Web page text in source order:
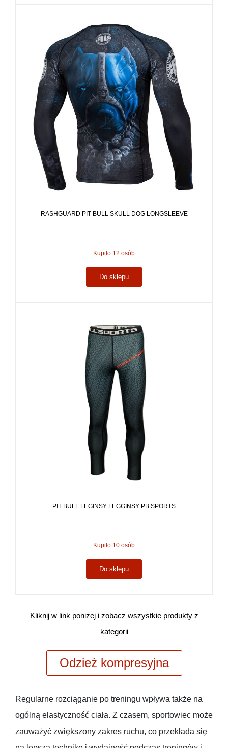
RASHGUARD PIT BULL SKULL DOG LONGSLEEVE
Kupiło 12 osób
Do sklepu
PIT BULL LEGINSY LEGGINSY PB SPORTS
Kupiło 10 osób
Do sklepu
Kliknij w link poniżej i zobacz wszystkie produkty z
kategorii
Odzież kompresyjna
Regularne rozciąganie po treningu wpływa także na
ogólną elastyczność ciała. Z czasem, sportowiec może
zauważyć zwiększony zakres ruchu, co przekłada się